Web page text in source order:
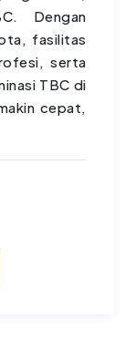
Dengan
fasilitas
serta
TBC di
cepat,